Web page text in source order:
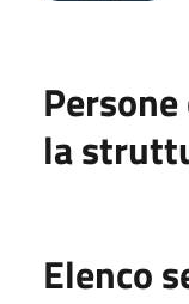
la
Elenco